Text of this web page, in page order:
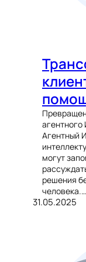
Агентный
могут
решения
человека.…
31.05.2025